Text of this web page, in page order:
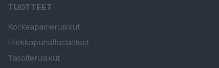
TUOTTEET
Korkeapaineruiskut
Hiekkapuhalluslaitteet
Tasoiteruiskut